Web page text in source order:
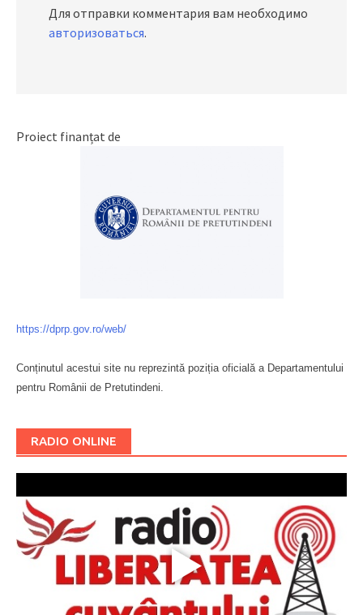
Для отправки комментария вам необходимо
авторизоваться.
Proiect finanțat de
https://dprp.gov.ro/web/
Conținutul acestui site nu reprezintă poziția oficială a Departamentului
pentru Românii de Pretutindeni.
RADIO ONLINE